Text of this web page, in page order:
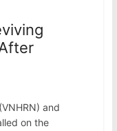
and
on the